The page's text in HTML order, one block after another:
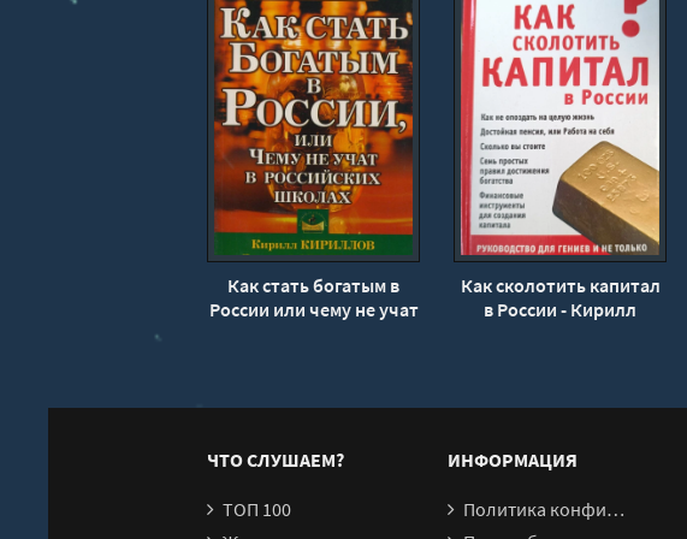
03010114
03010115
03010116
03010117
03010118
03010119
03010120
03010121
03010201
03010204
03010205
Как стать богатым в
России или чему не учат
Как сколотить капитал
в России - Кирилл
ЧТО СЛУШАЕМ?
ТОП 100
ИНФОРМАЦИЯ
Политика конфиденциальности